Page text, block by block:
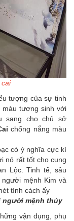
tượng của sự tinh
tương sinh với
sang cho chủ sở
chống nắng màu
có ý nghĩa cực kì
nó rất tốt cho cung
Lộc. Tinh tế, sâu
mệnh Kim và
tính cách ấy
người mệnh thủy
vận dụng, phụ